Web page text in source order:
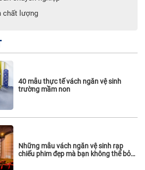
chất lượng
40 mẫu thực tế vách ngăn vệ sinh
trường mầm non
Những mẫu vách ngăn vệ sinh rạp
chiếu phim đẹp mà bạn không thể bỏ